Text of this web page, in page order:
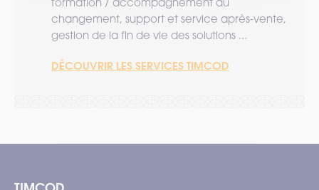
changement, support et service après-vente,
gestion de la fin de vie des solutions ...
DÉCOUVRIR LES SERVICES TIMCOD